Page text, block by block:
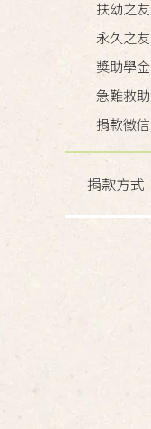
扶幼之友
永久之友
獎助學金
急難救助
捐款徵信
捐款方式